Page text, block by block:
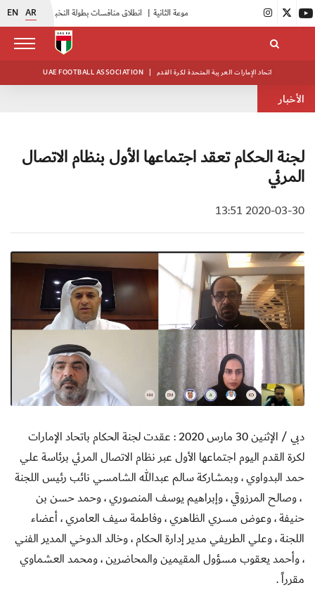
EN AR أبيض الشباب يواصل تدريباته في معسكره بأبوظبي | انطلاق منافسات بطولة النخبة لحرس الرئاسة | بدء فعاليات معسكر حكام المجموعة الثانية |
UAE FOOTBALL ASSOCIATION | اتحاد الإمارات العربية المتحدة لكرة القدم
الأخبار
لجنة الحكام تعقد اجتماعها الأول بنظام الاتصال
المرئي
2020-03-30 13:51
دبي / الإثنين 30 مارس 2020 :
عقدت لجنة الحكام باتحاد الإمارات
لكرة القدم اليوم اجتماعها الأول عبر نظام الاتصال المرئي برئاسة علي
حمد البدواوي ، وبمشاركة سالم عبدالله الشامسي نائب رئيس اللجنة
، وصالح المرزوقي ، وإبراهيم يوسف المنصوري ، وحمد حسن بن
حنيفة ، وعوض مسري الظاهري ، وفاطمة سيف العامري ، أعضاء
اللجنة ، وعلي الطريفي مدير إدارة الحكام ، وخالد الدوخي المدير الفني
، وأحمد يعقوب مسؤول المقيمين والمحاضرين ، ومحمد العشماوي
مقرراً .